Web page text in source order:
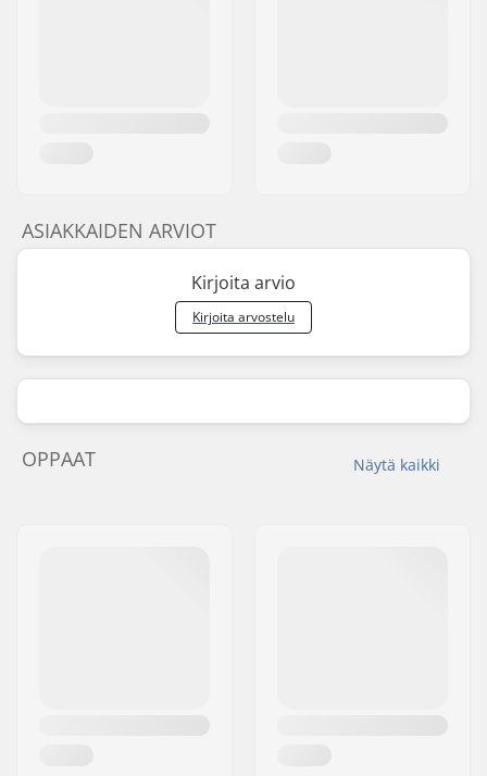
ASIAKKAIDEN ARVIOT
Kirjoita arvio
Kirjoita arvostelu
Näytä kaikki
OPPAAT